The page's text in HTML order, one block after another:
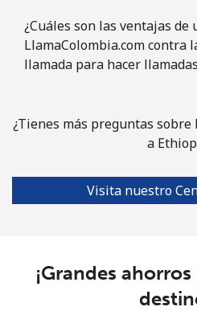
¿Cuáles son las ventajas de
LlamaColombia.com contra
llamada para hacer
¿Tienes más preguntas
a
Visita nuestro
¡Grandes